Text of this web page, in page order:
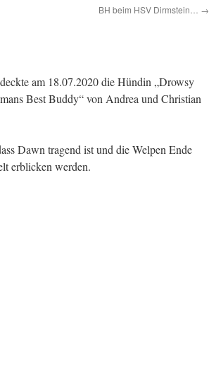
BH beim HSV Dirmstein… →
am 18.07.2020 die Hündin „Drowsy
Best Buddy“ von Andrea und Christian
Dawn tragend ist und die Welpen Ende
erblicken werden.